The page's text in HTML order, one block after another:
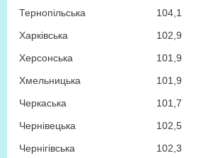
Тернопільська
104,1
Харківська
102,9
Херсонська
101,9
Хмельницька
101,9
Черкаська
101,7
Чернівецька
102,5
Чернігівська
102,3